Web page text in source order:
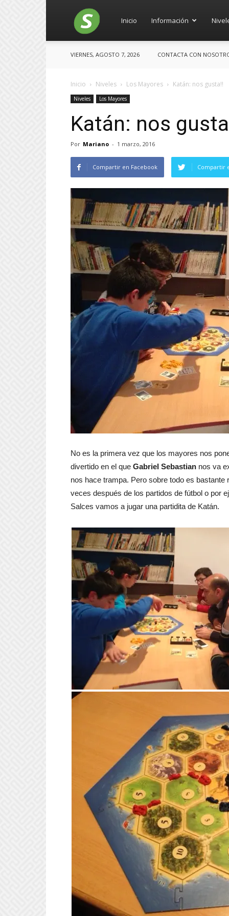
Salces
Inicio Información
VIERNES, AGOSTO 7, 2026 CONTACTA CON
Inicio Niveles Los Mayores Katán: nos gusta!!
Niveles Los Mayores
Katán: nos
Por Mariano - 1 marzo, 2016
Compartir en Facebook Compartir
No es la primera vez que los mayores nos
divertido en el que Gabriel Sebastian nos va
nos hace trampa. Pero sobre todo es
veces después de los partidos de fútbol o por
Salces vamos a jugar una partidita de Katán.